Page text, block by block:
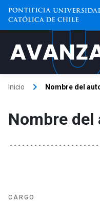
Inicio keyboard_arrow_right Nombre del
Nombre del
CARGO